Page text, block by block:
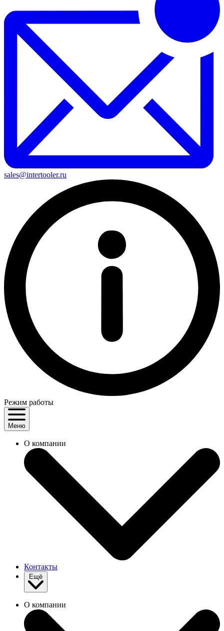
sales@intertooler.ru
Режим работы
Меню
О компании
Контакты
О компании